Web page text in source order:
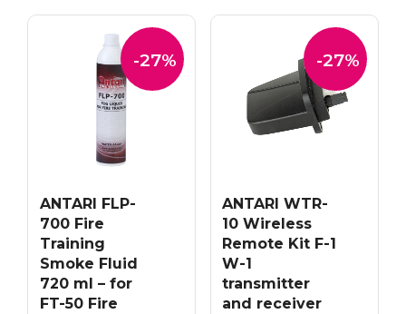
-27%
ANTARI FLP-
700 Fire
Training
Smoke Fluid
720 ml – for
FT-50 Fire
-27%
ANTARI WTR-
10 Wireless
Remote Kit F-1
W-1
transmitter
and receiver